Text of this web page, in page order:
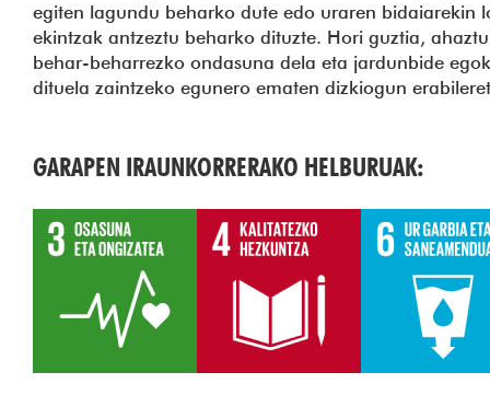
egiten lagundu beharko dute edo uraren bidaiarekin
ekintzak antzeztu beharko dituzte. Hori guztia,
behar-beharrezko ondasuna dela eta jardunbide
dituela zaintzeko egunero ematen dizkiogun
GARAPEN IRAUNKORRERAKO HELBURUAK: